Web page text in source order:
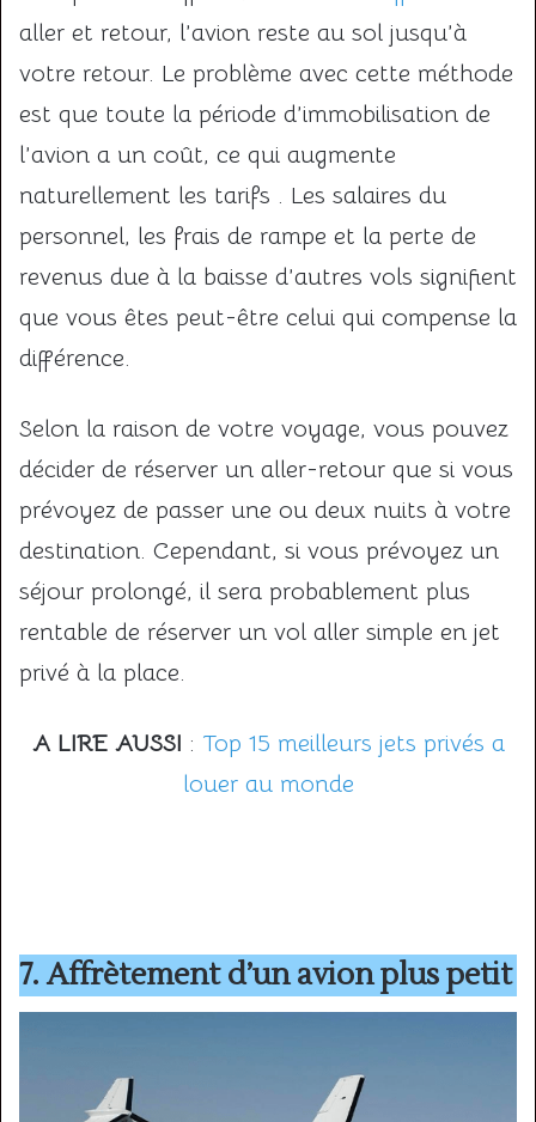
aller et retour, l’avion reste au sol jusqu’à
votre retour. Le problème avec cette méthode
est que toute la période d’immobilisation de
l’avion a un coût, ce qui augmente
naturellement les tarifs . Les salaires du
personnel, les frais de rampe et la perte de
revenus due à la baisse d’autres vols signifient
que vous êtes peut-être celui qui compense la
différence.
Selon la raison de votre voyage, vous pouvez
décider de réserver un aller-retour que si vous
prévoyez de passer une ou deux nuits à votre
destination. Cependant, si vous prévoyez un
séjour prolongé, il sera probablement plus
rentable de réserver un vol aller simple en jet
privé à la place.
A LIRE AUSSI : Top 15 meilleurs jets privés a
louer au monde
7. Affrètement d’un avion plus petit